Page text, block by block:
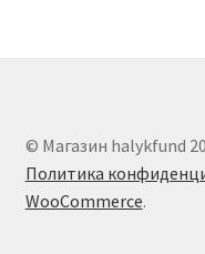
© Магазин halykfund
Политика
WooCommerce.